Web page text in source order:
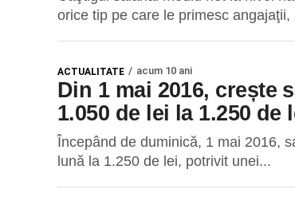
orice tip pe care le primesc angajaţii,
ACTUALITATE acum 10 ani
Din 1 mai 2016, crește
1.050 de lei la 1.250 de
Începând de duminică, 1 mai 2016,
lună la 1.250 de lei, potrivit unei...